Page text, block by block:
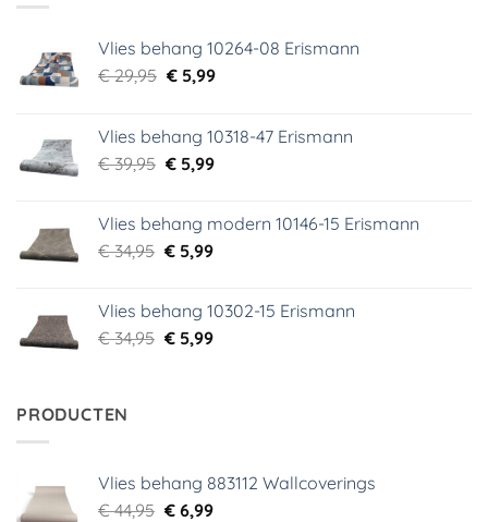
Vlies behang 10264-08 Erismann
€29,95 Oorspronkelijke
€ 29,95.
€5,99Huidige
€ 5,99.
Vlies behang 10318-47 Erismann
€39,95 Oorspronkelijke
€ 39,95.
€5,99Huidige
€ 5,99.
Vlies behang modern 10146-15 Erismann
€34,95 Oorspronkelijke
€ 34,95.
€5,99Huidige
€ 5,99.
Vlies behang 10302-15 Erismann
€34,95 Oorspronkelijke
€5,99Huidige
PRODUCTEN
Vlies behang 883112 Wallcoverings
€44,95 Oorspronkelijke
€6,99Huidige